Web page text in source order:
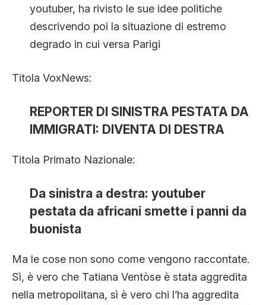
youtuber, ha rivisto le sue idee politiche
descrivendo poi la situazione di estremo
degrado in cui versa Parigi
Titola VoxNews:
REPORTER DI SINISTRA PESTATA DA
IMMIGRATI: DIVENTA DI DESTRA
Titola Primato Nazionale:
Da sinistra a destra: youtuber
pestata da africani smette i panni da
buonista
Ma le cose non sono come vengono raccontate.
Sì, è vero che Tatiana Ventòse è stata aggredita
nella metropolitana, sì è vero chi l’ha aggredita